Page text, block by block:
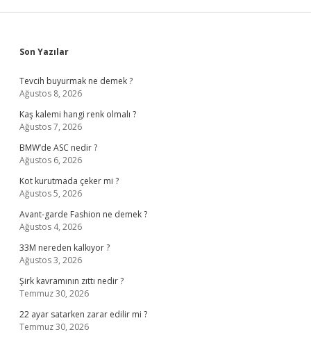
Sidebar
Son Yazılar
Tevcih buyurmak ne demek ?
Ağustos 8, 2026
Kaş kalemi hangi renk olmalı ?
Ağustos 7, 2026
BMW’de ASC nedir ?
Ağustos 6, 2026
Kot kurutmada çeker mi ?
Ağustos 5, 2026
Avant-garde Fashion ne demek ?
Ağustos 4, 2026
33M nereden kalkıyor ?
Ağustos 3, 2026
Şirk kavramının zıttı nedir ?
Temmuz 30, 2026
22 ayar satarken zarar edilir mi ?
Temmuz 30, 2026